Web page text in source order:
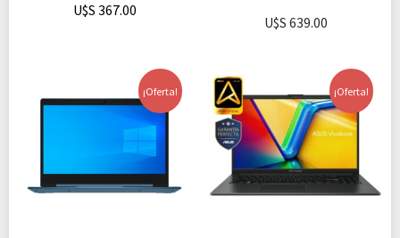
U$S 367.00
U$S 639.00
¡Oferta! ¡Oferta!